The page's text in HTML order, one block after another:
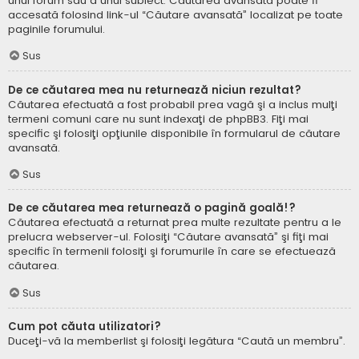
accesată folosind link-ul “Căutare avansată” localizat pe toate
paginile forumului.
Sus
De ce căutarea mea nu returnează niciun rezultat?
Căutarea efectuată a fost probabil prea vagă şi a inclus mulţi
termeni comuni care nu sunt indexaţi de phpBB3. Fiţi mai
specific şi folosiţi opţiunile disponibile în formularul de căutare
avansată.
Sus
De ce căutarea mea returnează o pagină goală!?
Căutarea efectuată a returnat prea multe rezultate pentru a le
prelucra webserver-ul. Folosiţi “Căutare avansată” şi fiţi mai
specific în termenii folosiţi şi forumurile în care se efectuează
căutarea.
Sus
Cum pot căuta utilizatori?
Duceţi-vă la memberlist şi folosiţi legătura “Caută un membru”.